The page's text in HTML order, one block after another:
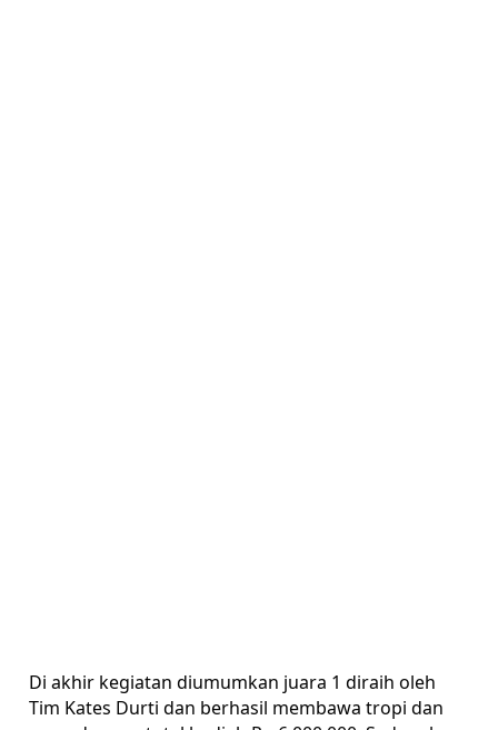
Diakhir kegiatan diumumkan juara 1 diraih oleh
Tim Kates Durti dan berhasil membawa tropi dan